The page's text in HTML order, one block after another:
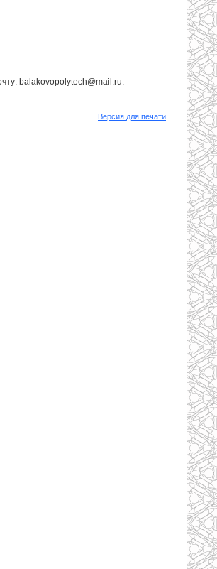
balakovopolytech@mail.ru.
Версия для печати